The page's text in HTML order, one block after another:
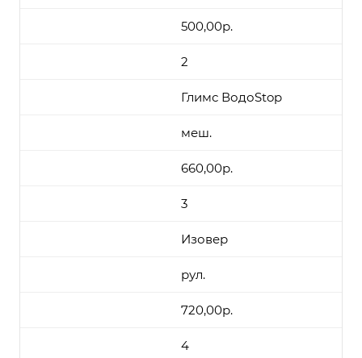
500,00р.
2
Глимс ВодоStop
меш.
660,00р.
3
Изовер
рул.
720,00р.
4